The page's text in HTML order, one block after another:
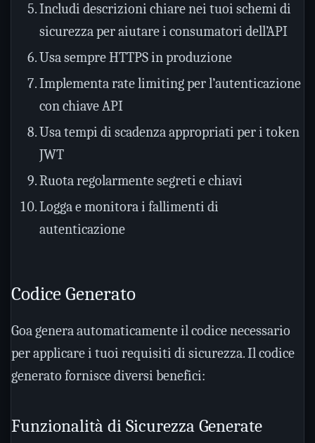
Includi descrizioni chiare nei tuoi schemi di
sicurezza per aiutare i consumatori dell’API
Usa sempre HTTPS in produzione
Implementa rate limiting per l’autenticazione
con chiave API
Usa tempi di scadenza appropriati per i token
JWT
Ruota regolarmente segreti e chiavi
Logga e monitora i fallimenti di
autenticazione
Codice Generato
Goa genera automaticamente il codice necessario
per applicare i tuoi requisiti di sicurezza. Il codice
generato fornisce diversi benefici:
Funzionalità di Sicurezza Generate